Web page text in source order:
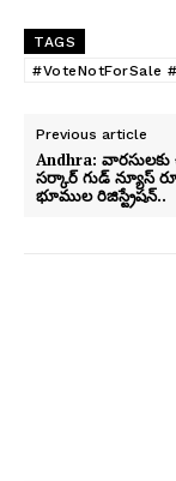
TAGS
#VoteNotForSale
Previous article
Andhra: వారసులకు
సర్కార్ గుడ్ న్యూస్
భూముల రిజిస్ట్రేషన్..